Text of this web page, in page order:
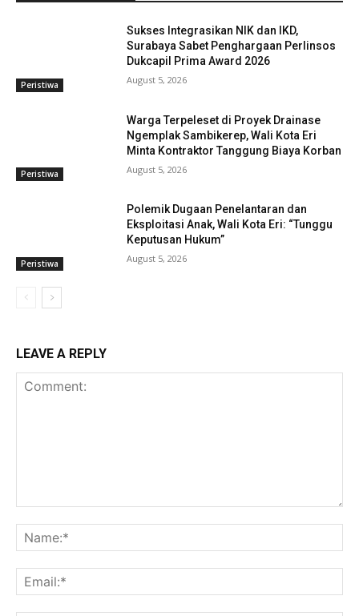
Peristiwa
Sukses Integrasikan NIK dan IKD,
Surabaya Sabet Penghargaan Perlinsos
Dukcapil Prima Award 2026
August 5, 2026
Peristiwa
Warga Terpeleset di Proyek Drainase
Ngemplak Sambikerep, Wali Kota Eri
Minta Kontraktor Tanggung Biaya Korban
August 5, 2026
Peristiwa
Polemik Dugaan Penelantaran dan
Eksploitasi Anak, Wali Kota Eri: “Tunggu
Keputusan Hukum”
August 5, 2026
LEAVE A REPLY